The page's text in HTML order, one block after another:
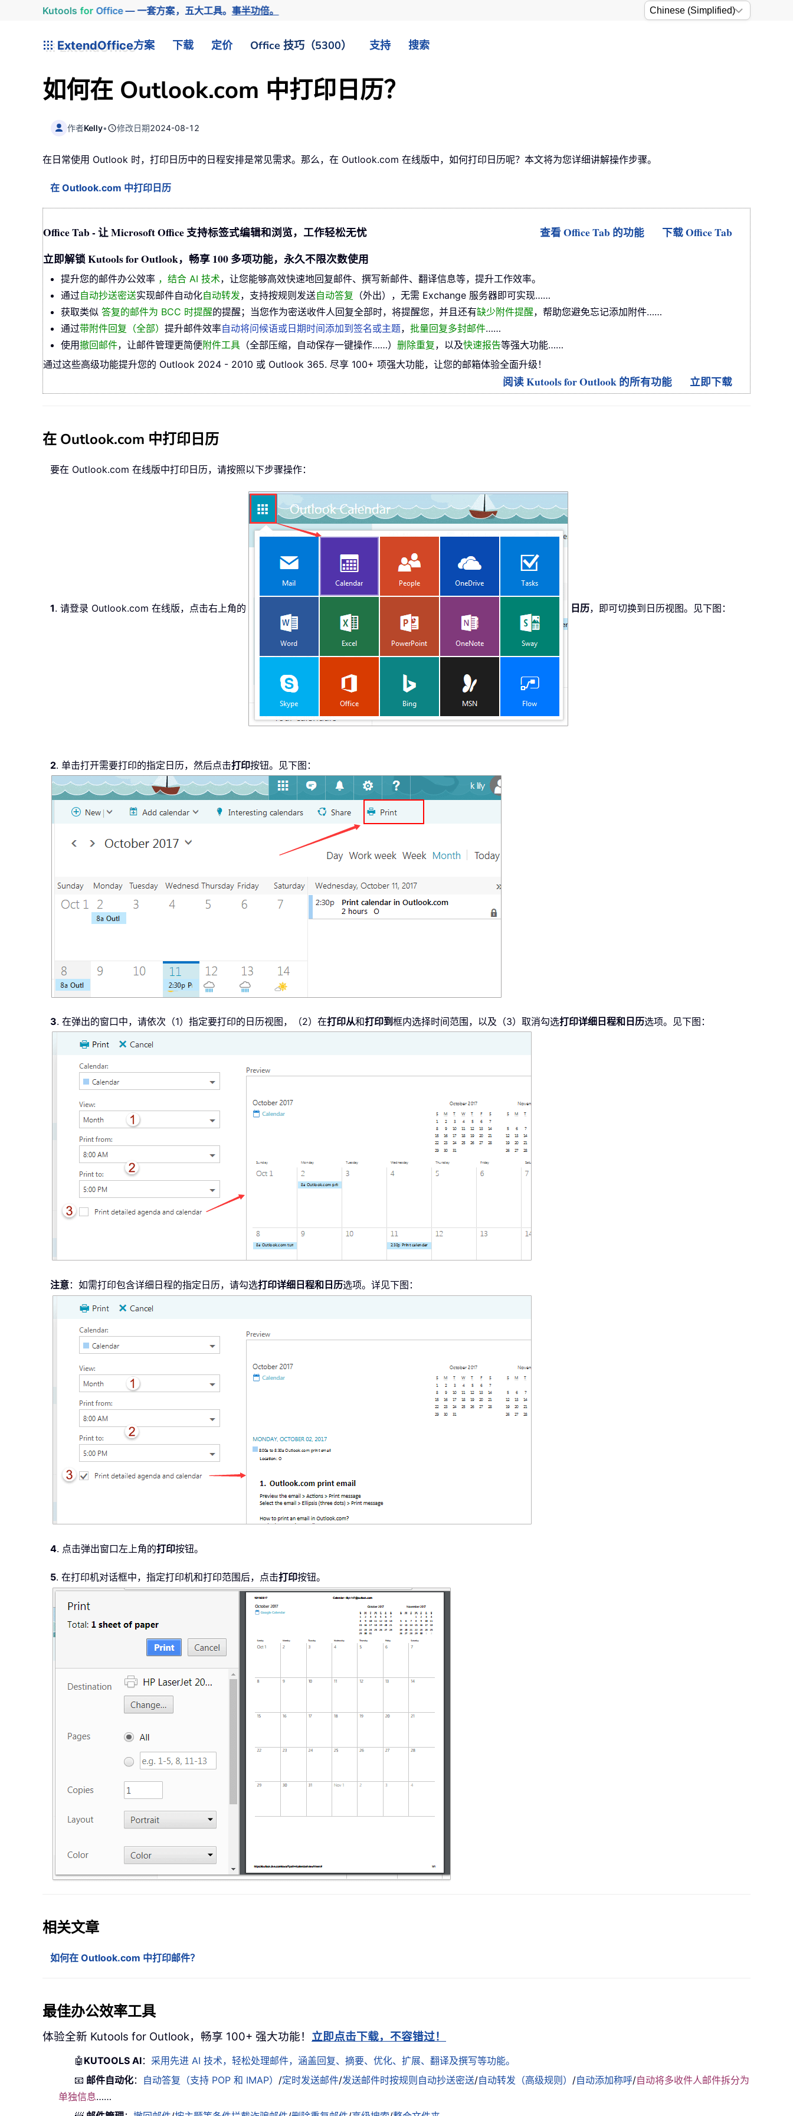
Kutools for Office— 一套方案，五大工具。事半功倍。
ExtendOffice方案 下载 定价 Office 技巧（5300） 支持 搜索
如何在 Outlook.com 中打印日历？
作者Kelly• 修改日期2024-08-12
在日常使用 Outlook 时，打印日历中的日程安排是常见需求。那么，在 Outlook.com 在线版中，如何打印日历呢？本文将为您详细讲解操作步骤。
在 Outlook.com 中打印日历
Office Tab - 让 Microsoft Office 支持标签式编辑和浏览，工作轻松无忧 查看 Office Tab 的功能
下载 Office Tab
立即解锁 Kutools for Outlook，畅享 100 多项功能，永久不限次数使用
提升您的邮件办公效率 ，结合 AI 技术，让您能够高效快速地回复邮件、撰写新邮件、翻译信息等，提升工作效率。
通过自动抄送密送实现邮件自动化自动转发，支持按规则发送自动答复 （外出），无需 Exchange 服务器即可实现……
获取类似 答复的邮件为 BCC 时提醒的提醒；当您作为密送收件人回复全部时，将提醒您，并且还有缺少附件提醒，帮助您避免忘记添加附件……
通过带附件回复（全部） 提升邮件效率自动将问候语或日期时间添加到签名或主题， 批量回复多封邮件……
使用撤回邮件，让邮件管理更简便附件工具 （全部压缩，自动保存一键操作……） 删除重复，以及快速报告等强大功能……
通过这些高级功能提升您的 Outlook 2024 - 2010 或 Outlook 365. 尽享 100+ 项强大功能，让您的邮箱体验全面升级！
阅读 Kutools for Outlook 的所有功能 立即下载
在 Outlook.com 中打印日历
要在 Outlook.com 在线版中打印日历，请按照以下步骤操作：
1. 请登录 Outlook.com 在线版，点击右上角的 日历，即可切换到日历视图。见下图：
2. 单击打开需要打印的指定日历，然后点击打印按钮。见下图：
3. 在弹出的窗口中，请依次（1）指定要打印的日历视图，（2）在打印从和打印到框内选择时间范围，以及（3）取消勾选打印详细日程和日历选项。见下图：
注意：如需打印包含详细日程的指定日历，请勾选打印详细日程和日历选项。详见下图：
4. 点击弹出窗口左上角的打印按钮。
5. 在打印机对话框中，指定打印机和打印范围后，点击打印按钮。
相关文章
如何在 Outlook.com 中打印邮件？
最佳办公效率工具
体验全新 Kutools for Outlook，畅享 100+ 强大功能！ 立即点击下载，不容错过！
🤖 KUTOOLS AI： 采用先进 AI 技术，轻松处理邮件，涵盖回复、摘要、优化、扩展、翻译及撰写等功能。
📧 邮件自动化： 自动答复（支持 POP 和 IMAP） /定时发送邮件/发送邮件时按规则自动抄送密送/自动转发（高级规则） /自动添加称呼/自动将多收件人邮件拆分为
单独信息……